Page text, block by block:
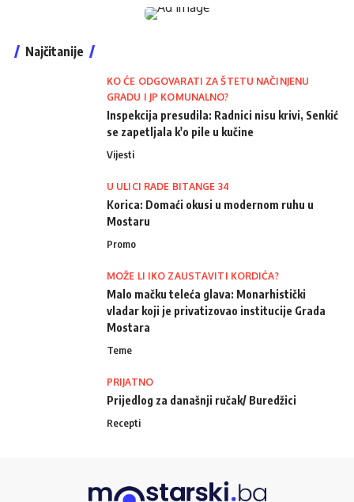
Najčitanije
KO ĆE ODGOVARATI ZA ŠTETU NAČINJENU
GRADU I JP KOMUNALNO?
Inspekcija presudila: Radnici nisu krivi, Senkić
se zapetljala k'o pile u kučine
Vijesti
U ULICI RADE BITANGE 34
Korica: Domaći okusi u modernom ruhu u
Mostaru
Promo
MOŽE LI IKO ZAUSTAVITI KORDIĆA?
Malo mačku teleća glava: Monarhistički
vladar koji je privatizovao institucije Grada
Mostara
Teme
PRIJATNO
Prijedlog za današnji ručak/ Buredžici
Recepti